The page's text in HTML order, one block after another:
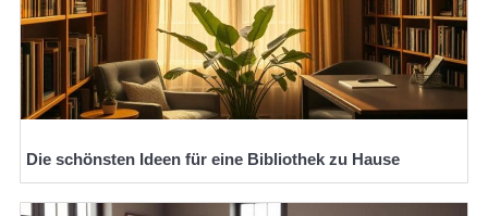
Die schönsten Ideen für eine Bibliothek zu Hause